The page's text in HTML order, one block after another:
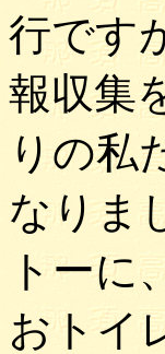
行です
報収集
りの私
なりま
トーに
おトイ